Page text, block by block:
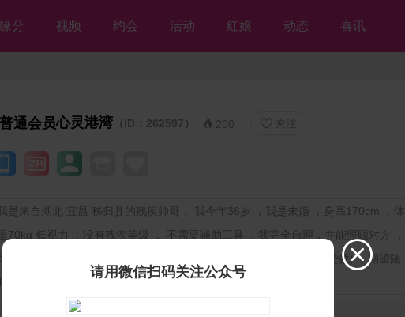
分 视频 约会 活动 红娘 动态 喜讯
心灵港湾 （ID：262597）  200  关注
是来自湖北 宜昌 秭归县的残疾帅哥， 我今年36岁 ，我是未婚 ，身高170cm ，体
70kg 低视力 ，没有残疾等级 ， 不需要辅助工具 ，我完全自理，并能照顾对方 ，
每月的工资3~5千 ，学历是初中 ，目前做推拿按摩 ，家里已购房(无贷款) ，期望随

请用微信扫码关注公众号